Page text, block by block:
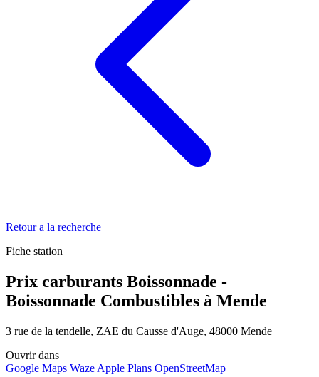
Retour a la recherche
Fiche station
Prix carburants Boissonnade -
Boissonnade Combustibles à Mende
3 rue de la tendelle, ZAE du Causse d'Auge, 48000 Mende
Ouvrir dans
Google Maps Waze Apple Plans OpenStreetMap